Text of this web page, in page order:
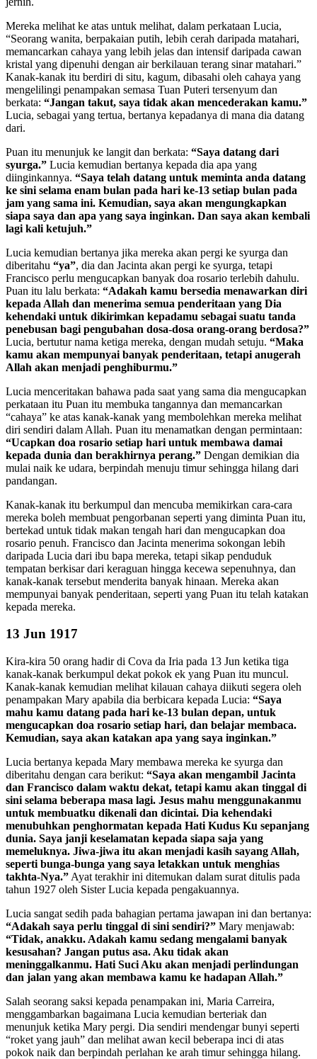
Mereka melihat ke atas untuk melihat, dalam perkataan Lucia,
“Seorang wanita, berpakaian putih, lebih cerah daripada matahari,
memancarkan cahaya yang lebih jelas dan intensif daripada cawan
kristal yang dipenuhi dengan air berkilauan terang sinar matahari.”
Kanak-kanak itu berdiri di situ, kagum, dibasahi oleh cahaya yang
mengelilingi penampakan semasa Tuan Puteri tersenyum dan
berkata: “Jangan takut, saya tidak akan mencederakan kamu.”
Lucia, sebagai yang tertua, bertanya kepadanya di mana dia datang
dari.
Puan itu menunjuk ke langit dan berkata: “Saya datang dari
syurga.” Lucia kemudian bertanya kepada dia apa yang
diinginkannya. “Saya telah datang untuk meminta anda datang
ke sini selama enam bulan pada hari ke-13 setiap bulan pada
jam yang sama ini. Kemudian, saya akan mengungkapkan
siapa saya dan apa yang saya inginkan. Dan saya akan kembali
lagi kali ketujuh.”
Lucia kemudian bertanya jika mereka akan pergi ke syurga dan
diberitahu “ya”, dia dan Jacinta akan pergi ke syurga, tetapi
Francisco perlu mengucapkan banyak doa rosario terlebih dahulu.
Puan itu lalu berkata: “Adakah kamu bersedia menawarkan diri
kepada Allah dan menerima semua penderitaan yang Dia
kehendaki untuk dikirimkan kepadamu sebagai suatu tanda
penebusan bagi pengubahan dosa-dosa orang-orang berdosa?”
Lucia, bertutur nama ketiga mereka, dengan mudah setuju. “Maka
kamu akan mempunyai banyak penderitaan, tetapi anugerah
Allah akan menjadi penghiburmu.”
Lucia menceritakan bahawa pada saat yang sama dia mengucapkan
perkataan itu Puan itu membuka tangannya dan memancarkan
“cahaya” ke atas kanak-kanak yang membolehkan mereka melihat
diri sendiri dalam Allah. Puan itu menamatkan dengan permintaan:
“Ucapkan doa rosario setiap hari untuk membawa damai
kepada dunia dan berakhirnya perang.” Dengan demikian dia
mulai naik ke udara, berpindah menuju timur sehingga hilang dari
pandangan.
Kanak-kanak itu berkumpul dan mencuba memikirkan cara-cara
mereka boleh membuat pengorbanan seperti yang diminta Puan itu,
bertekad untuk tidak makan tengah hari dan mengucapkan doa
rosario penuh. Francisco dan Jacinta menerima sokongan lebih
daripada Lucia dari ibu bapa mereka, tetapi sikap penduduk
tempatan berkisar dari keraguan hingga kecewa sepenuhnya, dan
kanak-kanak tersebut menderita banyak hinaan. Mereka akan
mempunyai banyak penderitaan, seperti yang Puan itu telah katakan
kepada mereka.
13 Jun 1917
Kira-kira 50 orang hadir di Cova da Iria pada 13 Jun ketika tiga
kanak-kanak berkumpul dekat pokok ek yang Puan itu muncul.
Kanak-kanak kemudian melihat kilauan cahaya diikuti segera oleh
penampakan Mary apabila dia berbicara kepada Lucia: “Saya
mahu kamu datang pada hari ke-13 bulan depan, untuk
mengucapkan doa rosario setiap hari, dan belajar membaca.
Kemudian, saya akan katakan apa yang saya inginkan.”
Lucia bertanya kepada Mary membawa mereka ke syurga dan
diberitahu dengan cara berikut: “Saya akan mengambil Jacinta
dan Francisco dalam waktu dekat, tetapi kamu akan tinggal di
sini selama beberapa masa lagi. Jesus mahu menggunakanmu
untuk membuatku dikenali dan dicintai. Dia kehendaki
menubuhkan penghormatan kepada Hati Kudus Ku sepanjang
dunia. Saya janji keselamatan kepada siapa saja yang
memeluknya. Jiwa-jiwa itu akan menjadi kasih sayang Allah,
seperti bunga-bunga yang saya letakkan untuk menghias
takhta-Nya.” Ayat terakhir ini ditemukan dalam surat ditulis pada
tahun 1927 oleh Sister Lucia kepada pengakuannya.
Lucia sangat sedih pada bahagian pertama jawapan ini dan bertanya:
“Adakah saya perlu tinggal di sini sendiri?” Mary menjawab:
“Tidak, anakku. Adakah kamu sedang mengalami banyak
kesusahan? Jangan putus asa. Aku tidak akan
meninggalkanmu. Hati Suci Aku akan menjadi perlindungan
dan jalan yang akan membawa kamu ke hadapan Allah.”
Salah seorang saksi kepada penampakan ini, Maria Carreira,
menggambarkan bagaimana Lucia kemudian berteriak dan
menunjuk ketika Mary pergi. Dia sendiri mendengar bunyi seperti
“roket yang jauh” dan melihat awan kecil beberapa inci di atas
pokok naik dan berpindah perlahan ke arah timur sehingga hilang.